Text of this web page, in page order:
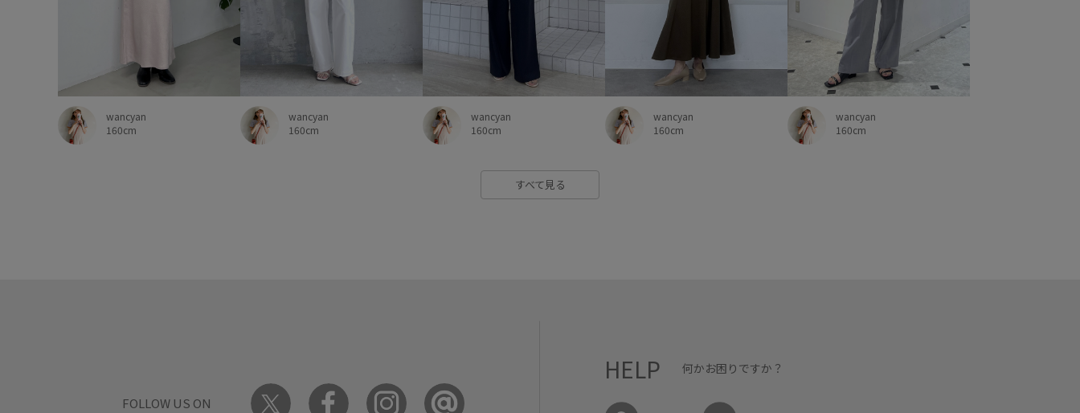
wancyan
160cm
wancyan
160cm
wancyan
160cm
wancyan
160cm
wancyan
160cm
すべて見る
FOLLOW US ON
HELP 何かお困りですか？